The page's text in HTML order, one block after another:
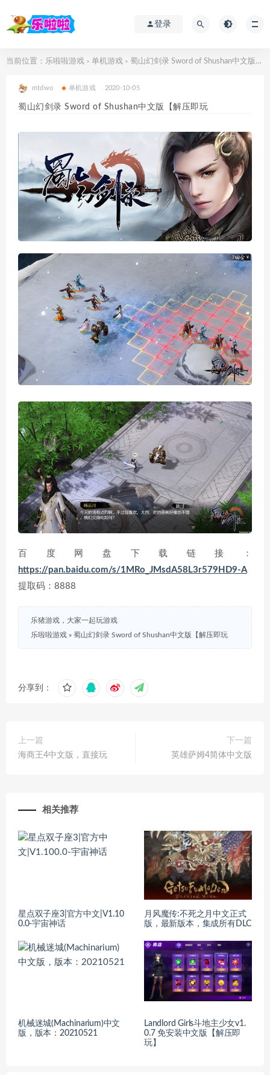
登录
当前位置： 乐啦啦游戏 > 单机游戏 > 蜀山幻剑录 Sword of Shushan中文版【解压即玩
mtdwo 单机游戏 2020-10-05
蜀山幻剑录 Sword of Shushan中文版【解压即玩
百度网盘下载链接：
https://pan.baidu.com/s/1MRo_JMsdA58L3r579HD9-A
提取码：8888
乐猪游戏，大家一起玩游戏
乐啦啦游戏 » 蜀山幻剑录 Sword of Shushan中文版【解压即玩
分享到：
上一篇
海商王4中文版，直接玩
下一篇
英雄萨姆4简体中文版
相关推荐
星点双子座3|官方中文|V1.10
0.0-宇宙神话
月风魔传:不死之月中文正式
版，最新版本，集成所有DLC
机械迷城(Machinarium)中文
版，版本：20210521
Landlord Girls斗地主少女v1.
0.7 免安装中文版【解压即
玩】